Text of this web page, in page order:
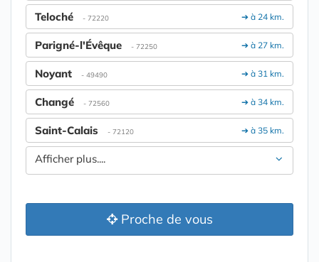
➔ à 24 km.
Teloché - 72220
➔ à 27 km.
Parigné-l'Évêque - 72250
➔ à 31 km.
Noyant - 49490
➔ à 34 km.
Changé - 72560
➔ à 35 km.
Saint-Calais - 72120
Afficher plus....
Proche de vous